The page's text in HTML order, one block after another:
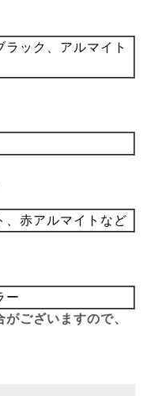
ラック、アルマイト
、赤アルマイトなど
ー
ございますので、